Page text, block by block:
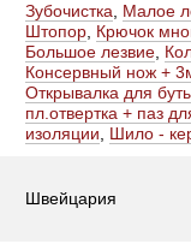
Зубочистка Малое
Штопор Крючок
Большое лезвие
Консервный нож +
Открывалка для
пл.отвертка + паз
изоляции
Шило -
Швейцария